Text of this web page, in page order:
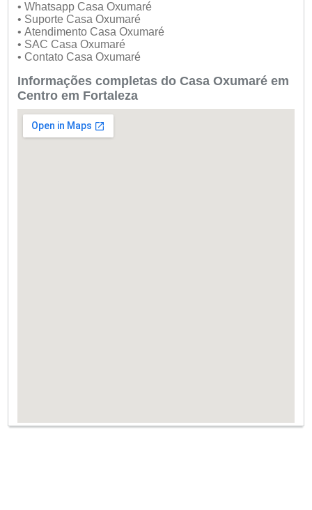
• Whatsapp Casa Oxumaré
• Suporte Casa Oxumaré
• Atendimento Casa Oxumaré
• SAC Casa Oxumaré
• Contato Casa Oxumaré
Informações completas do Casa Oxumaré em
Centro em Fortaleza